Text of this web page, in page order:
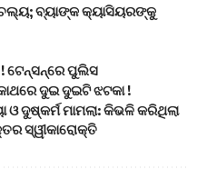
ବ୍ୟାଙ୍କ କ୍ୟାସିୟରଙ୍କୁ
! ଟେନ୍‌ସନ୍‌ରେ ପୁଲିସ
ଦୁଇ ଦୁଇଟି ଝଟକା !
ଓ ଦୁଷ୍କର୍ମ ମାମଲା: କିଭଳି କରିଥିଲା
ସ୍ୱୀକାରୋକ୍ତି